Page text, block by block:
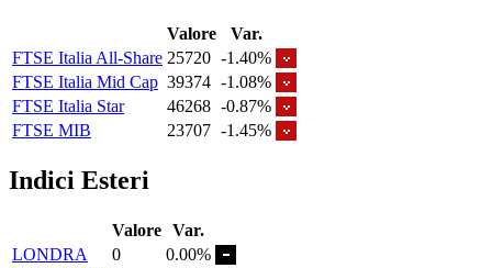
Valore
Var.
FTSE Italia All-Share 25720 -1.40%
FTSE Italia Mid Cap 39374 -1.08%
FTSE Italia Star
46268 -0.87%
FTSE MIB
23707 -1.45%
Indici Esteri
Valore Var.
LONDRA
0
0.00%